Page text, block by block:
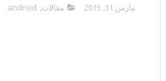
مارس 31, 2015 مقالات,
android